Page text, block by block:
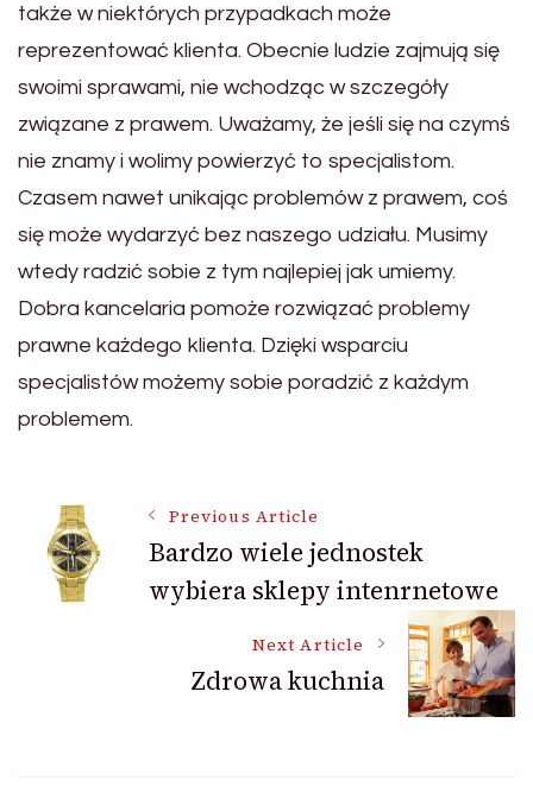
także w niektórych przypadkach może
reprezentować klienta. Obecnie ludzie zajmują się
swoimi sprawami, nie wchodząc w szczegóły
związane z prawem. Uważamy, że jeśli się na czymś
nie znamy i wolimy powierzyć to specjalistom.
Czasem nawet unikając problemów z prawem, coś
się może wydarzyć bez naszego udziału. Musimy
wtedy radzić sobie z tym najlepiej jak umiemy.
Dobra kancelaria pomoże rozwiązać problemy
prawne każdego klienta. Dzięki wsparciu
specjalistów możemy sobie poradzić z każdym
problemem.
Post
Navigation
Previous Article
Bardzo wiele jednostek
wybiera sklepy intenrnetowe
Next Article
Zdrowa kuchnia